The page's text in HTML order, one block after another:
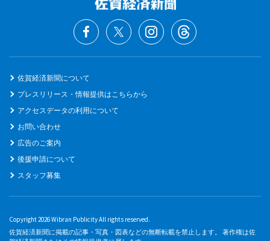
佐賀経済新聞について
プレスリリース・情報提供はこちらから
アクセスデータの利用について
お問い合わせ
広告のご案内
後援申請について
スタッフ募集
Copyright 2026 Wibran Publicity All rights reserved.
佐賀経済新聞に掲載の記事・写真・図表などの無断転載を禁止します。 著作権は佐